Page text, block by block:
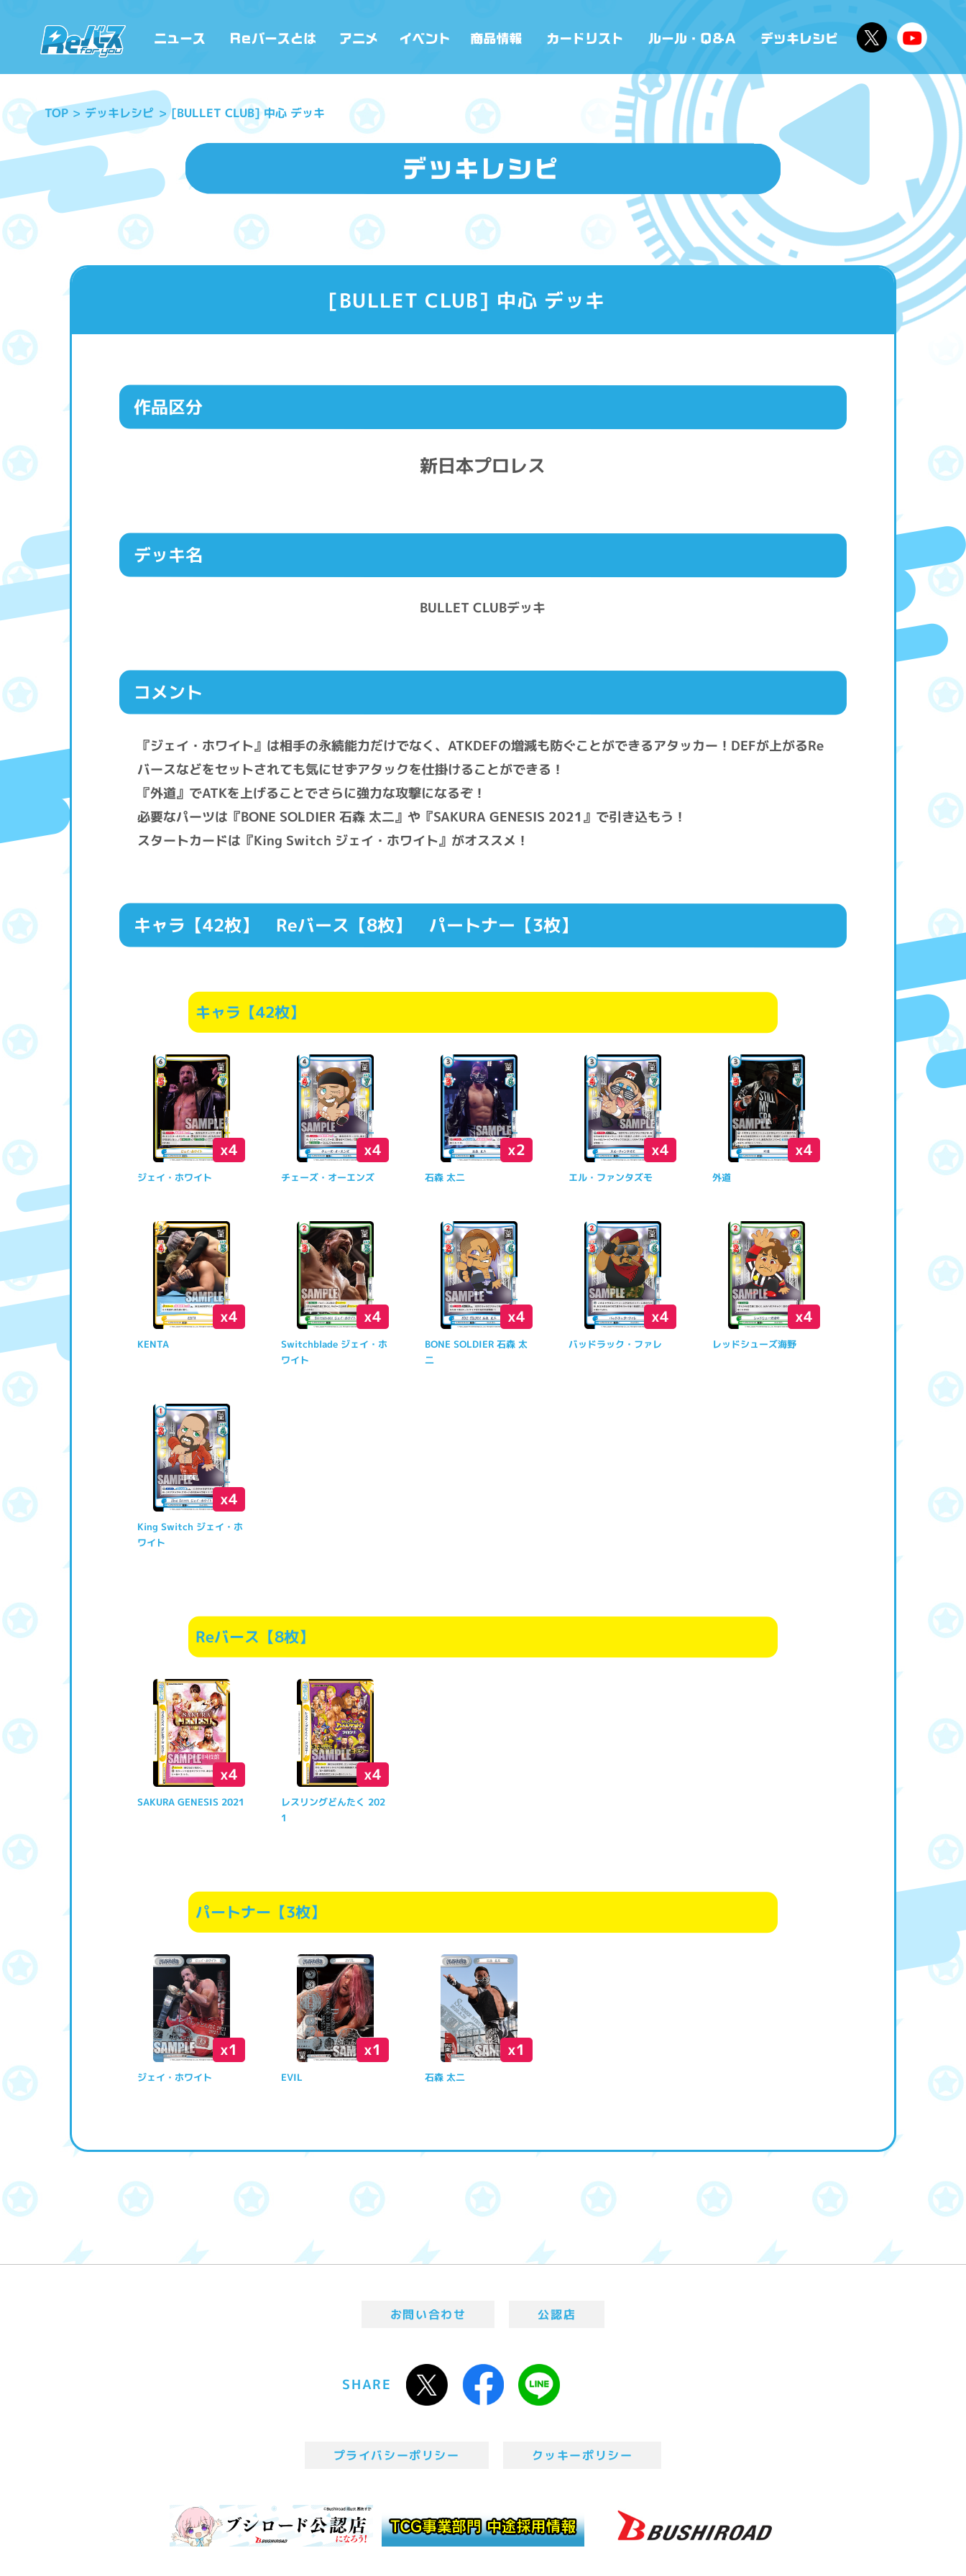
TOP デッキレシピ [BULLET CLUB] 中心 デッキ
[BULLET CLUB] 中心 デッキ
作品区分
新日本プロレス
デッキ名
BULLET CLUBデッキ
コメント
『ジェイ・ホワイト』は相手の永続能力だけでなく、ATKDEFの増減も防ぐことができるアタッカー！DEFが上がるRe
バースなどをセットされても気にせずアタックを仕掛けることができる！
『外道』でATKを上げることでさらに強力な攻撃になるぞ！
必要なパーツは『BONE SOLDIER 石森 太二』や『SAKURA GENESIS 2021』で引き込もう！
スタートカードは『King Switch ジェイ・ホワイト』がオススメ！
キャラ【42枚】 Reバース【8枚】 パートナー【3枚】
キャラ【42枚】
x4
ジェイ・ホワイト
x4
チェーズ・オーエンズ
x2
石森 太二
x4
エル・ファンタズモ
x4
外道
x4
KENTA
x4
Switchblade ジェイ・ホ
ワイト
x4
BONE SOLDIER 石森 太
二
x4
バッドラック・ファレ
x4
レッドシューズ海野
x4
King Switch ジェイ・ホ
ワイト
Reバース【8枚】
x4
SAKURA GENESIS 2021
x4
レスリングどんたく 202
1
パートナー【3枚】
x1
ジェイ・ホワイト
x1
EVIL
x1
石森 太二
お問い合わせ 公認店
SHARE
プライバシーポリシー クッキーポリシー